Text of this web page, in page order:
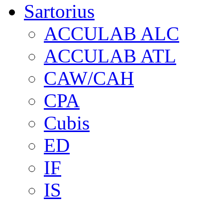
Sartorius
ACCULAB ALC
ACCULAB ATL
CAW/CAH
CPA
Cubis
ED
IF
IS